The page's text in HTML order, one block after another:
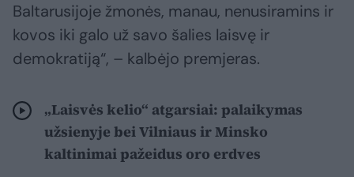
Baltarusijoje žmonės, manau, nenusiramins ir
kovos iki galo už savo šalies laisvę ir
demokratiją“, – kalbėjo premjeras.
„Laisvės kelio“ atgarsiai: palaikymas
užsienyje bei Vilniaus ir Minsko
kaltinimai pažeidus oro erdves